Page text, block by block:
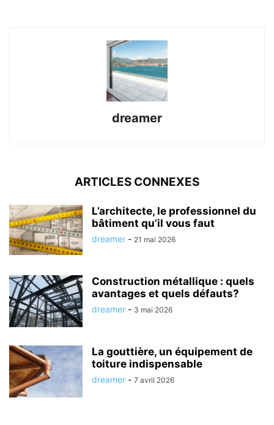
dreamer
ARTICLES CONNEXES
L’architecte, le professionnel du
bâtiment qu’il vous faut
dreamer - 21 mai 2026
Construction métallique : quels
avantages et quels défauts?
dreamer - 3 mai 2026
La gouttière, un équipement de
toiture indispensable
dreamer - 7 avril 2026